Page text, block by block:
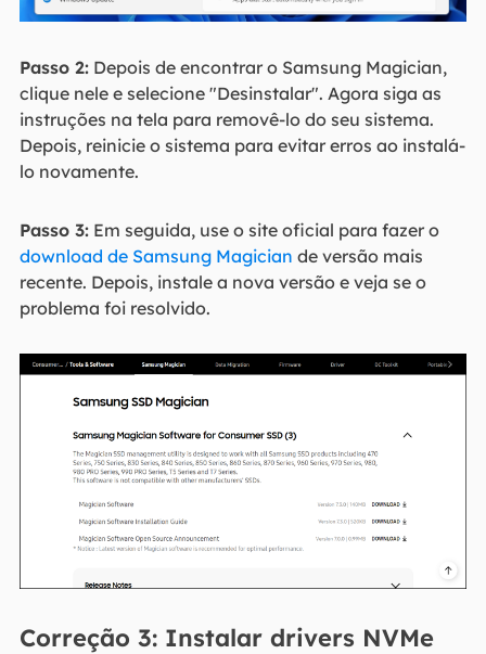
Passo 2:Depois de encontrar o Samsung Magician,
clique nele e selecione "Desinstalar". Agora siga as
instruções na tela para removê-lo do seu sistema.
Depois, reinicie o sistema para evitar erros ao instalá-
lo novamente.
Passo 3:Em seguida, use o site oficial para fazer o
download de Samsung Magician de versão mais
recente. Depois, instale a nova versão e veja se o
problema foi resolvido.
Correção 3: Instalar drivers NVMe